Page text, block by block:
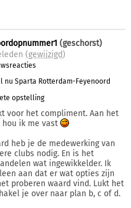
(geschorst)
(gewijzigd)
nu Sparta Rotterdam-Feyenoord
opstelling
voor het compliment. Aan het
hou ik me vast
heb je de medewerking van
clubs nodig. En is het
wat ingewikkelder. Ik
aan dat er wat opties zijn
proberen waard vind. Lukt het
je over naar plan b, c of d.